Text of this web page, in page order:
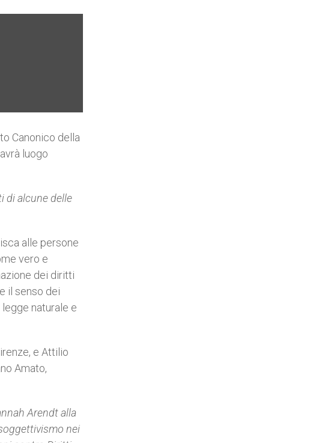
Canonico della
luogo
di alcune delle
alle persone
vero e
dei diritti
il senso dei
naturale e
e Attilio
Amato,
Arendt alla
nei